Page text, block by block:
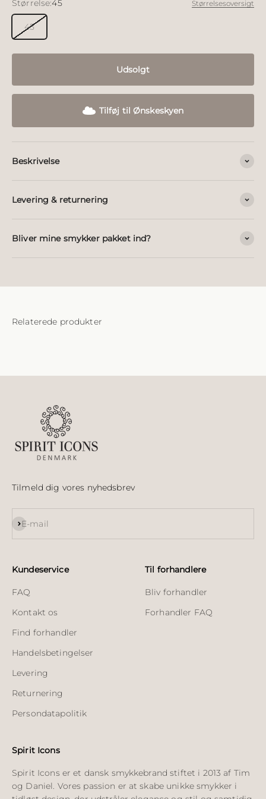
Størrelse:45 Størrelsesoversigt
45
Udsolgt
Tilføj til Ønskeskyen
Beskrivelse
Levering & returnering
Bliver mine smykker pakket ind?
Tilmeld dig vores nyhedsbrev
E-mail
Abonnér
Kundeservice
FAQ
Kontakt os
Find forhandler
Handelsbetingelser
Levering
Returnering
Persondatapolitik
Til forhandlere
Bliv forhandler
Forhandler FAQ
Spirit Icons
Spirit Icons er et dansk smykkebrand stiftet i 2013 af Tim
og Daniel. Vores passion er at skabe unikke smykker i